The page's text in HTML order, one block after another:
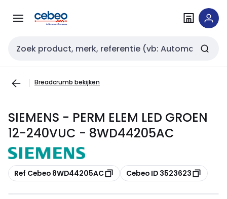
naar
naar
Zoekveld invoer
Breadcrumb bekijken
SIEMENS - PERM ELEM LED GROEN
12-240VUC - 8WD44205AC
Kopiëren
Ref Cebeo 8WD44205AC Kopiëren
Cebeo ID 3523623